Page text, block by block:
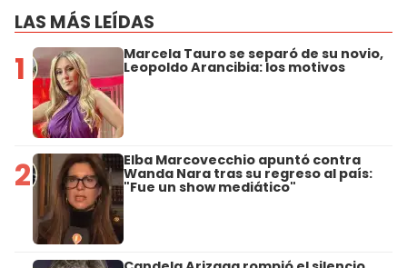
LAS MÁS LEÍDAS
1 Marcela Tauro se separó de su novio,
Leopoldo Arancibia: los motivos
2 Elba Marcovecchio apuntó contra
Wanda Nara tras su regreso al país:
"Fue un show mediático"